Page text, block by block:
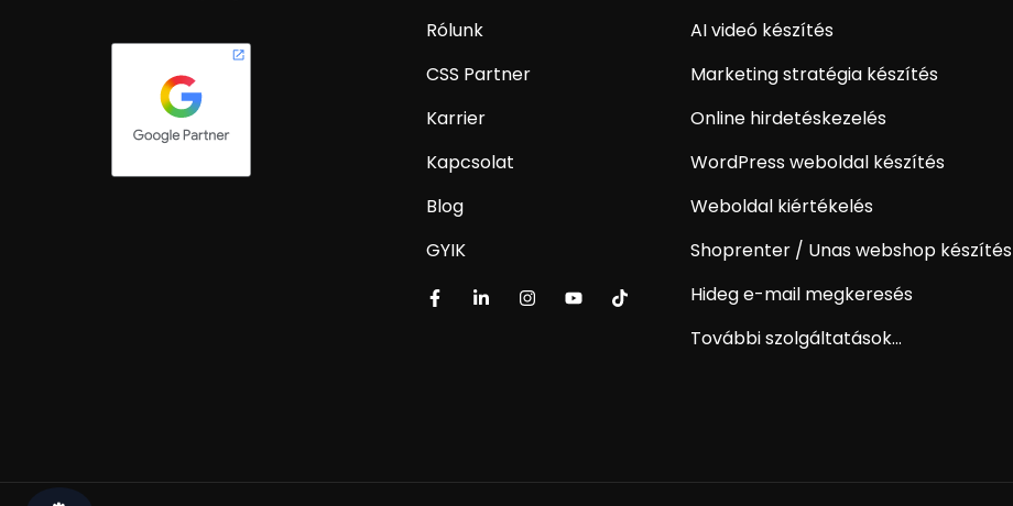
Rólunk
CSS Partner
Karrier
Kapcsolat
Blog
GYIK
AI videó készítés
Marketing stratégia készítés
Online hirdetéskezelés
WordPress weboldal készítés
Weboldal kiértékelés
Shoprenter / Unas webshop készítés
Hideg e-mail megkeresés
További szolgáltatások...